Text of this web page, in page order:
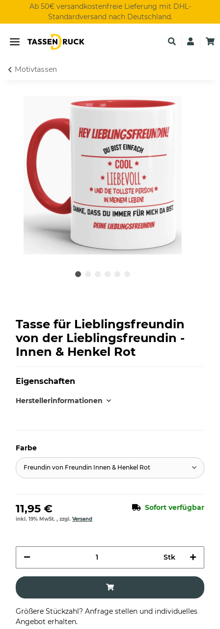
Ab 50€ versandkostenfreie Lieferung mit DHL-
Standardversand nach Deutschland.
Motivtassen
Tasse für Lieblingsfreundin
von der Lieblingsfreundin -
Innen & Henkel Rot
Eigenschaften
Herstellerinformationen
Farbe
Freundin von Freundin Innen & Henkel Rot
11,95 € Sofort verfügbar
inkl. 19% MwSt. , zzgl. Versand
Stk
Größere Stückzahl? Anfrage stellen und individuelles
Angebot erhalten.